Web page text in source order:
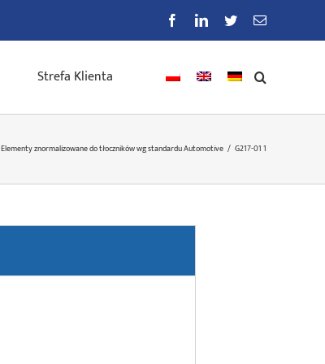
FacebookLinkedIn
TwitterE-
Strefa Klienta
Elementy znormalizowane do tłoczników wg standardu Automotive / G217-01 1